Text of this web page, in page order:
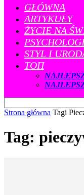
GŁÓWNA
ARTYKUŁY
ŻYCIE NA
STYL I
ТОП
Strona główna Tagi
Tag: